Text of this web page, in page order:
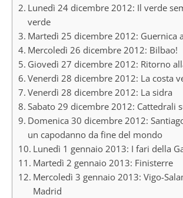
Lunedì 24 dicembre 2012: Il verde
verde
Martedì 25 dicembre 2012: Guernica
Mercoledì 26 dicembre 2012: Bilbao!
Giovedì 27 dicembre 2012: Ritorno
Venerdì 28 dicembre 2012: La costa
Venerdì 28 dicembre 2012: La sidra
Sabato 29 dicembre 2012: Cattedrali
Domenica 30 dicembre 2012:
un capodanno da fine del mondo
Lunedì 1 gennaio 2013: I fari della
Martedì 2 gennaio 2013: Finisterre
Mercoledì 3 gennaio 2013: Vigo-
Madrid